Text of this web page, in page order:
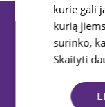
Apie
Socialinės
Įmokos
kurie gali
kurią
surinko,
Skaityti